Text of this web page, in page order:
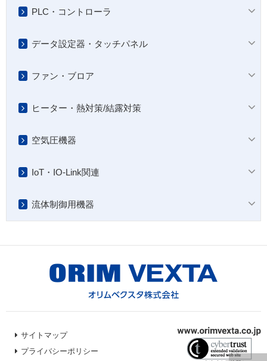
PLC・コントローラ
データ設定器・タッチパネル
ファン・ブロア
ヒーター・熱対策/結露対策
空気圧機器
IoT・IO-Link関連
流体制御用機器
サイトマップ
プライバシーポリシー